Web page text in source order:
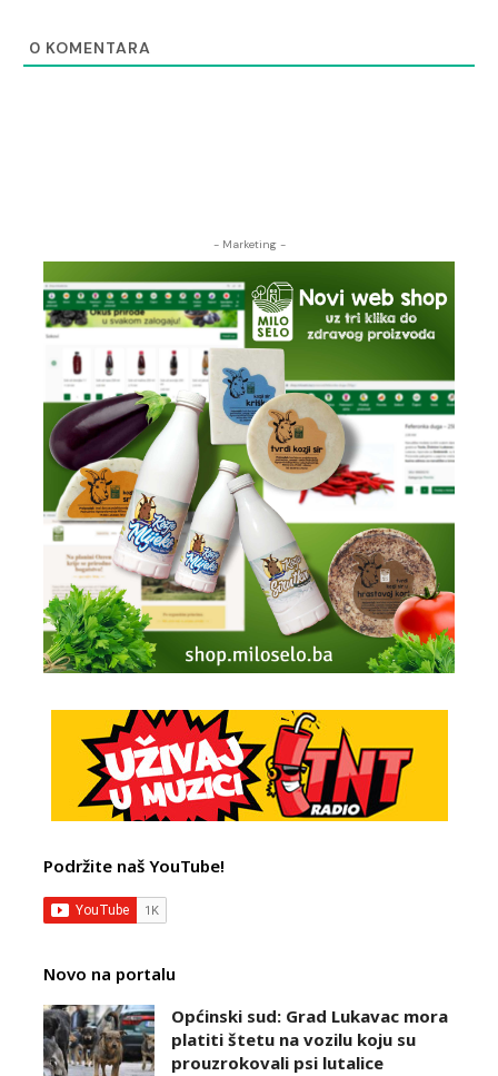
0 KOMENTARA
- Marketing -
Podržite naš YouTube!
Novo na portalu
Općinski sud: Grad Lukavac mora
platiti štetu na vozilu koju su
prouzrokovali psi lutalice